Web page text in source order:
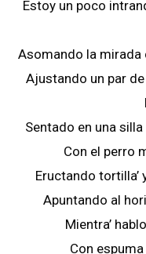
Estoy un poco
Asomando la mirada
Ajustando un par de
Sentado en una
Con el perro
Eructando tortilla’
Apuntando al
Mientra’
Con